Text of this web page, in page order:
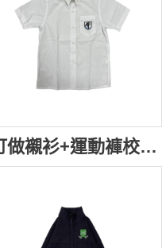
[訂做襯衫+運動褲校服套裝] ｜愛培學校｜繡花:寶藍色/淺藍色｜襯衫布:白色 35% Cotton, 65% Polyester｜褲斜紋磨毛布淺藍色100% Polyester｜校服外套製造商｜愛培學校 SU406